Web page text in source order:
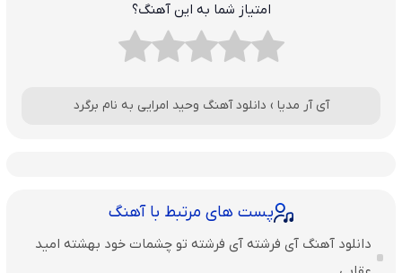
امتیاز شما به این آهنگ؟
آی آر مدیا › دانلود آهنگ وحید امرایی به نام برگرد
پست های مرتبط با آهنگ
دانلود آهنگ آی فرشته آی فرشته تو چشمات خود بهشته امید